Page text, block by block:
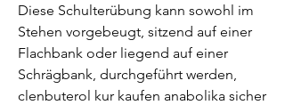
Diese Schulterübung kann sowohl im
Stehen vorgebeugt, sitzend auf einer
Flachbank oder liegend auf einer
Schrägbank, durchgeführt werden,
clenbuterol kur kaufen anabolika sicher